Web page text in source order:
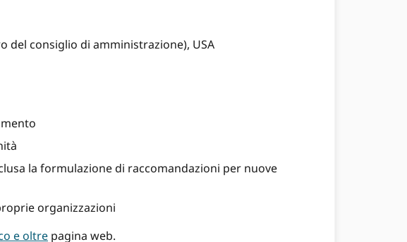
del consiglio di amministrazione), USA
la formulazione di raccomandazioni per nuove
organizzazioni
e oltre pagina web.